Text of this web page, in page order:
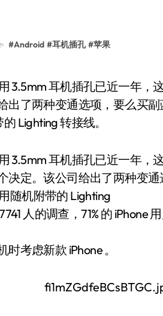
#Android #耳机插孔 #苹果
出了两种变通选项，要么买副
Lighting 转接线。
3.5mm 耳机插孔已近一年，
决定。该公司给出了两种变
随机附带的 Lighting
人的调查，71% 的 iPhone
考虑新款 iPhone 。